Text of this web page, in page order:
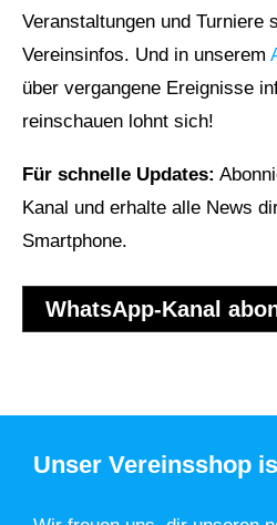
Veranstaltungen und Turniere
Vereinsinfos. Und in unserem
über vergangene Ereignisse
reinschauen lohnt sich!
Für schnelle Updates:
Kanal und erhalte alle News
Smartphone.
WhatsApp-Kanal
Unser Vereinsshop